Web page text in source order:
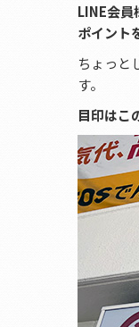
LINE会員
ポイント
ちょっと
す。
目印はこ